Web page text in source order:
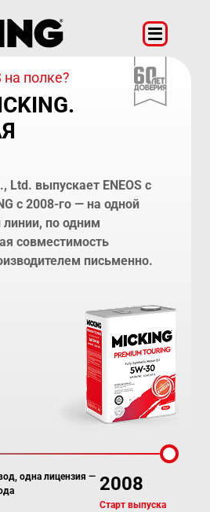
полке?
Ltd. выпускает ENEOS с
с 2008-го — на одной
линии, по одним
совместимость
письменно.
одна лицензия — 2008
Старт выпуска